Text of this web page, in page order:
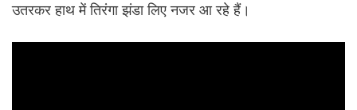
उतरकर हाथ में तिरंगा झंडा लिए नजर आ रहे हैं।